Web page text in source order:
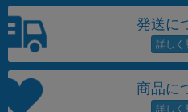
発送に
商品に